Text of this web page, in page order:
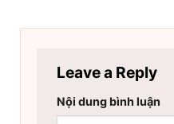
Leave a Reply
Nội dung bình luận